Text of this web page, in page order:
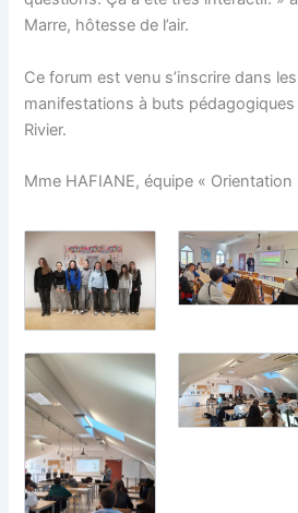
Marre, hôtesse de l’air.
Ce forum est venu s’inscrire dans
manifestations à buts
Rivier.
Mme HAFIANE, équipe « Orientation